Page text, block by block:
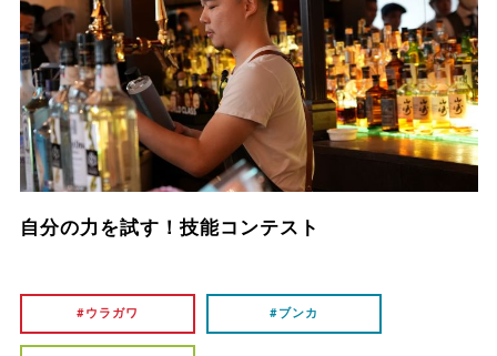
自分の力を試す！技能コンテスト
ウラガワ ブンカ